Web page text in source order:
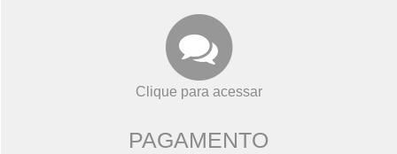
Clique para acessar
PAGAMENTO